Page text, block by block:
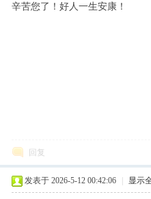
辛苦您了！好人一生安康！
回复
发表于 2026-5-12 00:42:06 显示